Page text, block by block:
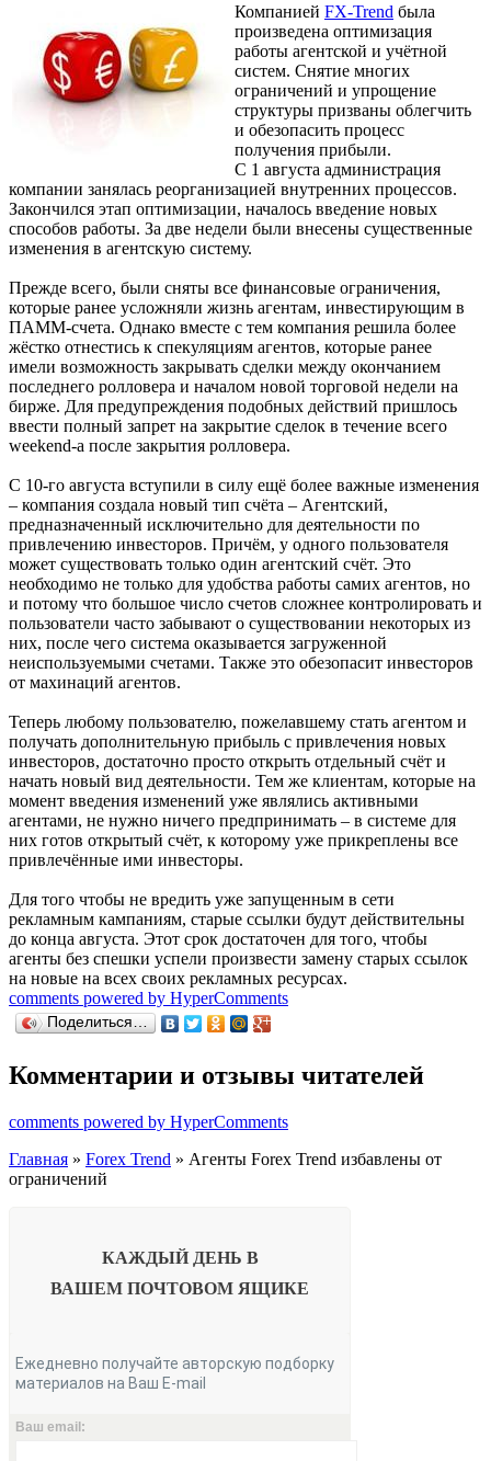
Компанией FX-Trend была
произведена оптимизация
работы агентской и учётной
систем. Снятие многих
ограничений и упрощение
структуры призваны облегчить
и обезопасить процесс
получения прибыли.
С 1 августа администрация
компании занялась реорганизацией внутренних процессов.
Закончился этап оптимизации, началось введение новых
способов работы. За две недели были внесены существенные
изменения в агентскую систему.
Прежде всего, были сняты все финансовые ограничения,
которые ранее усложняли жизнь агентам, инвестирующим в
ПАММ-счета. Однако вместе с тем компания решила более
жёстко отнестись к спекуляциям агентов, которые ранее
имели возможность закрывать сделки между окончанием
последнего ролловера и началом новой торговой недели на
бирже. Для предупреждения подобных действий пришлось
ввести полный запрет на закрытие сделок в течение всего
weekend-а после закрытия ролловера.
С 10-го августа вступили в силу ещё более важные изменения
– компания создала новый тип счёта – Агентский,
предназначенный исключительно для деятельности по
привлечению инвесторов. Причём, у одного пользователя
может существовать только один агентский счёт. Это
необходимо не только для удобства работы самих агентов, но
и потому что большое число счетов сложнее контролировать и
пользователи часто забывают о существовании некоторых из
них, после чего система оказывается загруженной
неиспользуемыми счетами. Также это обезопасит инвесторов
от махинаций агентов.
Теперь любому пользователю, пожелавшему стать агентом и
получать дополнительную прибыль с привлечения новых
инвесторов, достаточно просто открыть отдельный счёт и
начать новый вид деятельности. Тем же клиентам, которые на
момент введения изменений уже являлись активными
агентами, не нужно ничего предпринимать – в системе для
них готов открытый счёт, к которому уже прикреплены все
привлечённые ими инвесторы.
Для того чтобы не вредить уже запущенным в сети
рекламным кампаниям, старые ссылки будут действительны
до конца августа. Этот срок достаточен для того, чтобы
агенты без спешки успели произвести замену старых ссылок
на новые на всех своих рекламных ресурсах.
comments powered by HyperComments
Поделиться…
Комментарии и отзывы читателей
comments powered by HyperComments
Главная » Forex Trend » Агенты Forex Trend избавлены от
ограничений
КАЖДЫЙ ДЕНЬ В
ВАШЕМ ПОЧТОВОМ ЯЩИКЕ
Ежедневно получайте авторскую подборку
материалов на Ваш E-mail
Ваш email: